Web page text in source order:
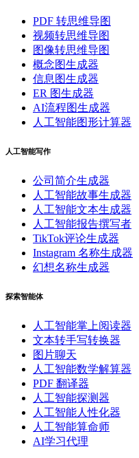
PDF 转思维导图
视频转思维导图
图像转思维导图
概念图生成器
信息图生成器
ER 图生成器
AI流程图生成器
人工智能图形计算器
人工智能写作
公司简介生成器
人工智能故事生成器
人工智能文本生成器
人工智能报告撰写者
TikTok评论生成器
Instagram 名称生成器
幻想名称生成器
探索智能体
人工智能掌上阅读器
文本转手写转换器
图片聊天
人工智能数学解算器
PDF 翻译器
人工智能探测器
人工智能人性化器
人工智能算命师
AI学习代理